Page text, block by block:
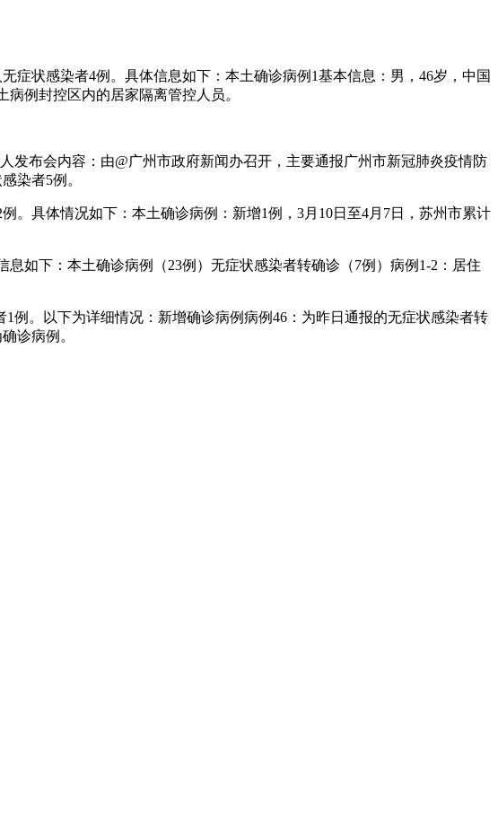
症状感染者4例。具体信息如下：本土确诊病例1基本信息：男，46岁，中国
例封控区内的居家隔离管控人员。
发布会内容：由@广州市政府新闻办召开，主要通报广州市新冠肺炎疫情防
染者5例。
。具体情况如下：本土确诊病例：新增1例，3月10日至4月7日，苏州市累计
如下：本土确诊病例（23例）无症状感染者转确诊（7例）病例1-2：居住
例。以下为详细情况：新增确诊病例病例46：为昨日通报的无症状感染者转
诊病例。